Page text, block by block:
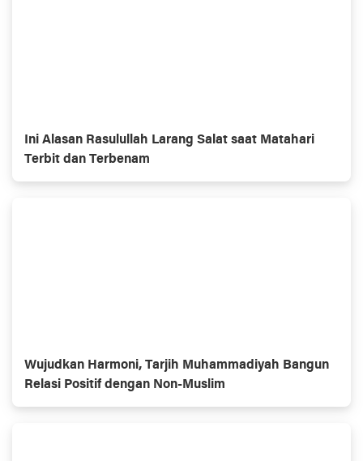
Ini Alasan Rasulullah Larang Salat saat Matahari
Terbit dan Terbenam
Wujudkan Harmoni, Tarjih Muhammadiyah Bangun
Relasi Positif dengan Non-Muslim